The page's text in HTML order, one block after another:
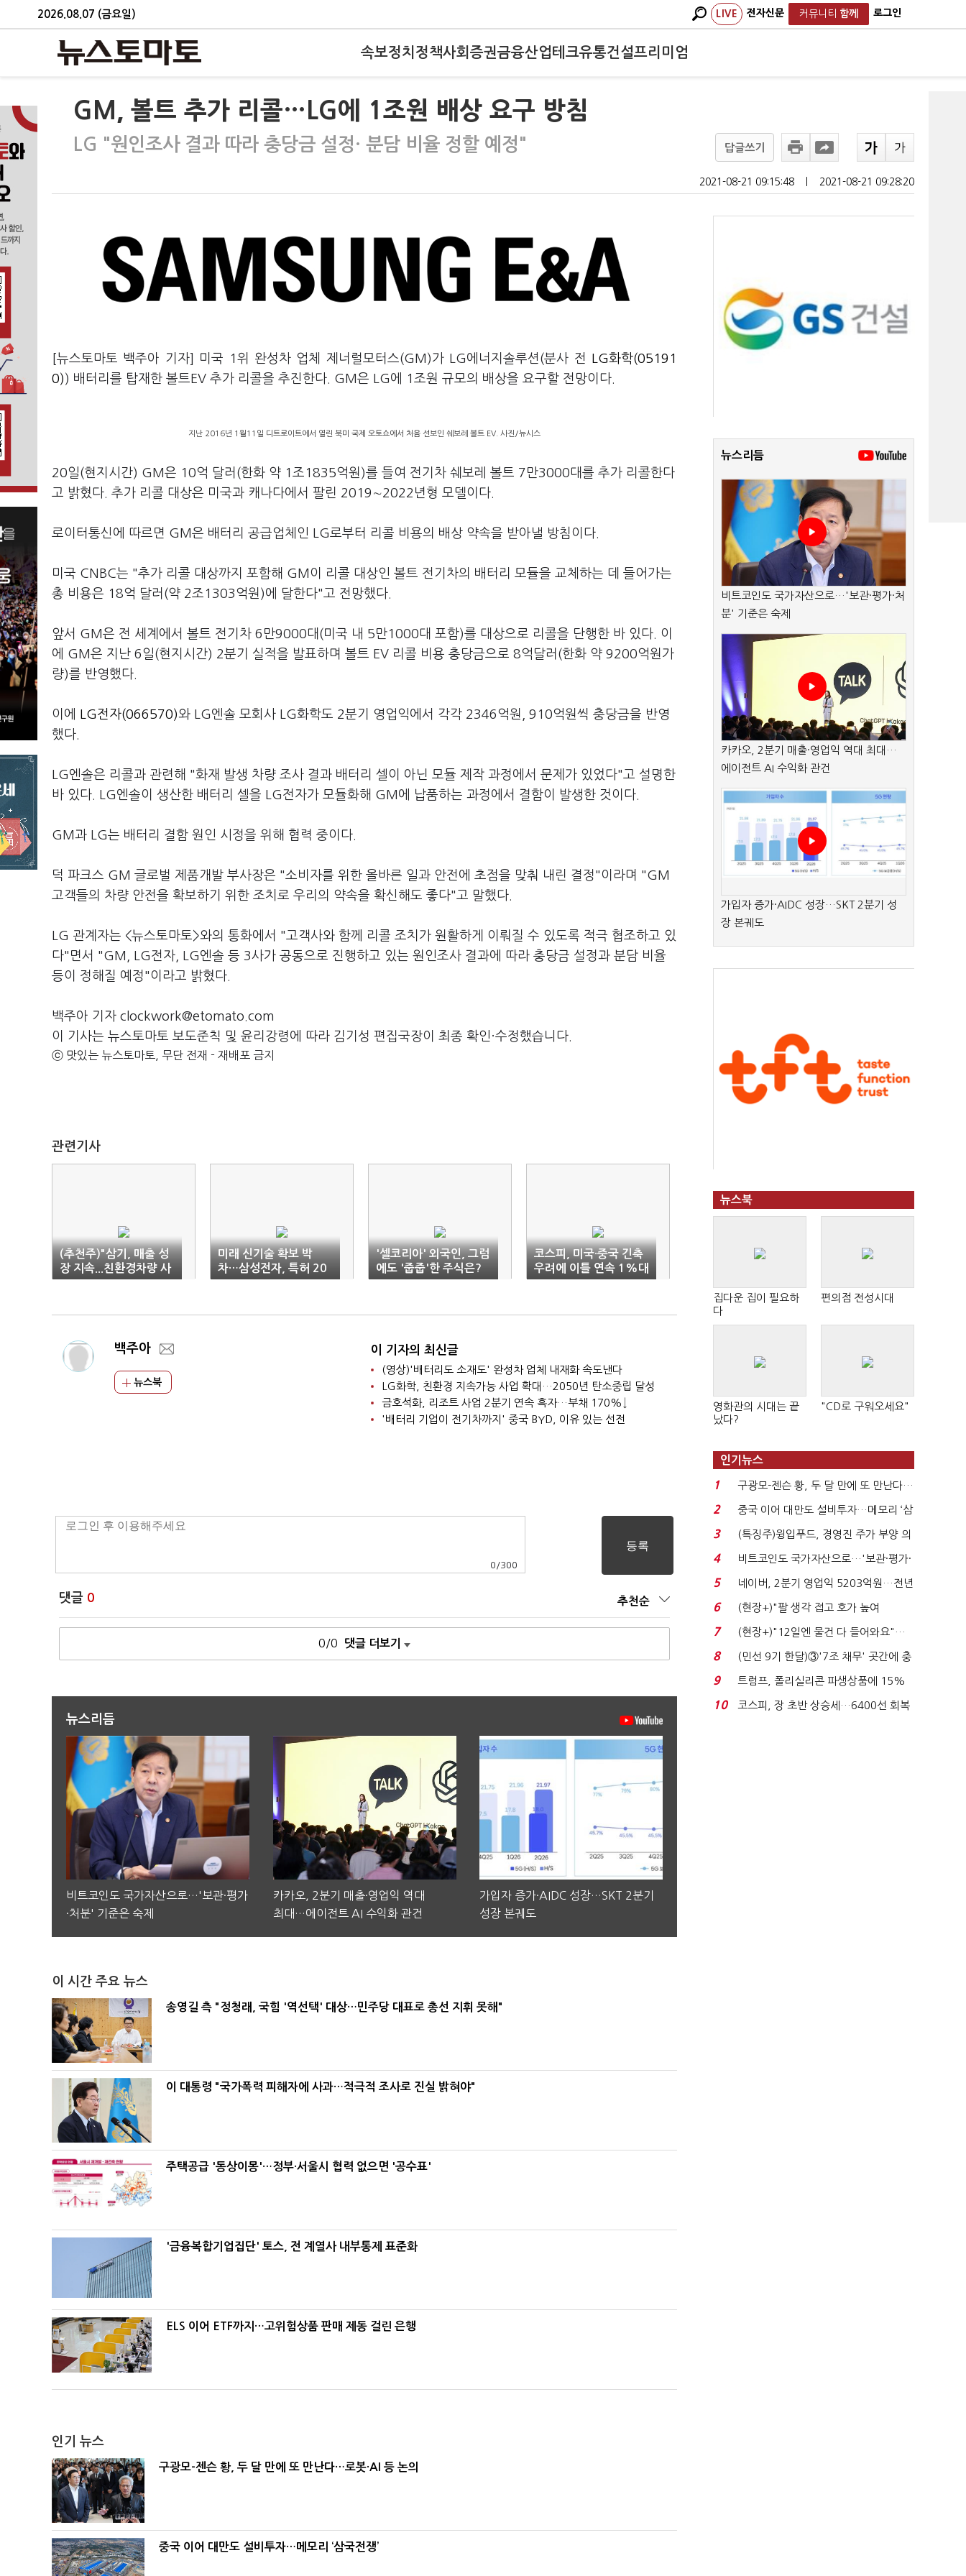
2026.08.07 (금요일) LIVE 전자신문 커뮤니티 함께 로그인
속보정치 정책사회 증권금융산업테크유통건설프리미엄
GM, 볼트 추가 리콜…LG에 1조원 배상 요구 방침
LG "원인조사 결과 따라 충당금 설정· 분담 비율 정할 예정" 답글쓰기
2021-08-21 09:15:48 2021-08-21 09:28:20
[뉴스토마토 백주아 기자] 미국 1위 완성차 업체 제너럴모터스(GM)가 LG에너지솔루션(분사 전
LG화학(05191
0) ) 배터리를 탑재한 볼트EV 추가 리콜을 추진한다. GM은 LG에 1조원 규모의 배상을 요구할 전망이다.
지난 2016년 1월11일 디트로이트에서 열린 북미 국제 오토쇼에서 처음 선보인 쉐보레 볼트 EV. 사진/뉴시스
20일(현지시간) GM은 10억 달러(한화 약 1조1835억원)를 들여 전기차 쉐보레 볼트 7만3000대를 추가 리콜한다
고 밝혔다. 추가 리콜 대상은 미국과 캐나다에서 팔린 2019∼2022년형 모델이다.
로이터통신에 따르면 GM은 배터리 공급업체인 LG로부터 리콜 비용의 배상 약속을 받아낼 방침이다.
미국 CNBC는 "추가 리콜 대상까지 포함해 GM이 리콜 대상인 볼트 전기차의 배터리 모듈을 교체하는 데 들어가는
총 비용은 18억 달러(약 2조1303억원)에 달한다"고 전망했다.
앞서 GM은 전 세계에서 볼트 전기차 6만9000대(미국 내 5만1000대 포함)를 대상으로 리콜을 단행한 바 있다. 이
에 GM은 지난 6일(현지시간) 2분기 실적을 발표하며 볼트 EV 리콜 비용 충당금으로 8억달러(한화 약 9200억원가
량)를 반영했다.
이에 LG전자(066570)와 LG엔솔 모회사 LG화학도 2분기 영업익에서 각각 2346억원, 910억원씩 충당금을 반영
했다.
LG엔솔은 리콜과 관련해 "화재 발생 차량 조사 결과 배터리 셀이 아닌 모듈 제작 과정에서 문제가 있었다"고 설명한
바 있다. LG엔솔이 생산한 배터리 셀을 LG전자가 모듈화해 GM에 납품하는 과정에서 결함이 발생한 것이다.
GM과 LG는 배터리 결함 원인 시정을 위해 협력 중이다.
덕 파크스 GM 글로벌 제품개발 부사장은 "소비자를 위한 올바른 일과 안전에 초점을 맞춰 내린 결정"이라며 "GM
고객들의 차량 안전을 확보하기 위한 조치로 우리의 약속을 확신해도 좋다"고 말했다.
LG 관계자는 <뉴스토마토>와의 통화에서 "고객사와 함께 리콜 조치가 원활하게 이뤄질 수 있도록 적극 협조하고 있
다"면서 "GM, LG전자, LG엔솔 등 3사가 공동으로 진행하고 있는 원인조사 결과에 따라 충당금 설정과 분담 비율
등이 정해질 예정"이라고 밝혔다.
백주아 기자 clockwork@etomato.com
이 기사는 뉴스토마토 보도준칙 및 윤리강령에 따라 김기성 편집국장이 최종 확인·수정했습니다.
ⓒ 맛있는 뉴스토마토, 무단 전재 - 재배포 금지
관련기사
(추천주)"삼기, 매출 성
장 지속...친환경차량 사
업 다각화"
미래 신기술 확보 박
차…삼성전자, 특허 20
만건 넘었다
'셀코리아' 외국인, 그럼
에도 '줍줍'한 주식은?
코스피, 미국·중국 긴축
우려에 이틀 연속 1%대
하락…3060선까지 밀
백주아
뉴스북
이 기자의 최신글
(영상)'배터리도 소재도' 완성차 업체 내재화 속도낸다
LG화학, 친환경 지속가능 사업 확대…2050년 탄소중립 달성
금호석화, 리조트 사업 2분기 연속 흑자…부채 170%↓
'배터리 기업이 전기차까지' 중국 BYD, 이유 있는 선전
0 /300
댓글 0 추천순
0/0 댓글 더보기
뉴스리듬
비트코인도 국가자산으로…'보관·평가
·처분' 기준은 숙제
카카오, 2분기 매출·영업익 역대
최대…에이전트 AI 수익화 관건
가입자 증가·AIDC 성장…SKT 2분기
성장 본궤도
이 시간 주요 뉴스
송영길 측 "정청래, 국힘 '역선택' 대상…민주당 대표로 총선 지휘 못해"
이 대통령 "국가폭력 피해자에 사과…적극적 조사로 진실 밝혀야"
주택공급 '동상이몽'…정부·서울시 협력 없으면 '공수표'
'금융복합기업집단' 토스, 전 계열사 내부통제 표준화
ELS 이어 ETF까지…고위험상품 판매 제동 걸린 은행
인기 뉴스
구광모-젠슨 황, 두 달 만에 또 만난다…로봇·AI 등 논의
중국 이어 대만도 설비투자…메모리 ‘삼국전쟁’
뉴스리듬
비트코인도 국가자산으로…'보관·평가·처
분' 기준은 숙제
카카오, 2분기 매출·영업익 역대 최대…
에이전트 AI 수익화 관건
가입자 증가·AIDC 성장…SKT 2분기 성
장 본궤도
뉴스북
집다운 집이 필요하
다
편의점 전성시대
영화관의 시대는 끝
났다?
"CD로 구워오세요"
인기뉴스
1
구광모-젠슨 황, 두 달 만에 또 만난다…
로봇·AI 등 논...
2
중국 이어 대만도 설비투자…메모리 ‘삼
국전쟁’
3
(특징주)윙입푸드, 경영진 주가 부양 의
지에 상한가...
4
비트코인도 국가자산으로…'보관·평가·
처분' 기준은 ...
5
네이버, 2분기 영업익 5203억원…전년
비 0.2% 감소...
6
(현장+)"팔 생각 접고 호가 높여
요"…'덜 똘똘한 한 채' 20...
7
(현장+)"12일엔 물건 다 들어와요"…
빈 매대 채우며 문 연 ...
8
(민선 9기 한달)③'7조 채무' 곳간에 충
격…추미애, 20년...
9
트럼프, 폴리실리콘 파생상품에 15%
관세…"미 산업 재건"...
10
코스피, 장 초반 상승세…6400선 회복